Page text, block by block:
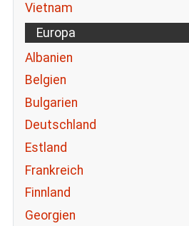
Vietnam
Europa
Albanien
Belgien
Bulgarien
Deutschland
Estland
Frankreich
Finnland
Georgien